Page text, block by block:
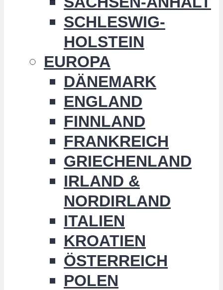
SCHLESWIG-
HOLSTEIN
EUROPA
DÄNEMARK
ENGLAND
FINNLAND
FRANKREICH
GRIECHENLAND
IRLAND &
NORDIRLAND
ITALIEN
KROATIEN
ÖSTERREICH
POLEN